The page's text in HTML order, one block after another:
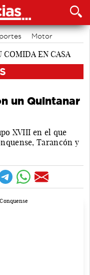
Motor
un Quintanar
XVIII en el que
Tarancón y